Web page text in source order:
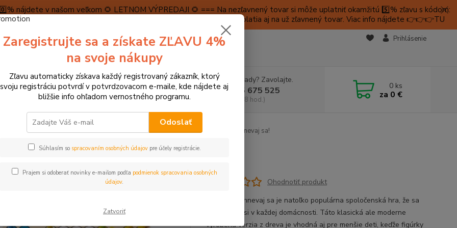
nájdete v našom veľkom 🌻 LETNOM VÝPREDAJI 🌻 === Na nezľavnený tovar si môže uplatniť okamžitú 5️⃣% zľavu s kódom:
máme teraz pripravené špeciálne zľavy až do výšky 1️⃣5️⃣% , ktoré platia aj na už zľavnený tovar. Viac info nájdete 👉👉👉TU
A PLATBA RECENZIE 👉VRÁTENIE TOVARU👈
KONTAKTY
Prihlásenie
Hľadať
Neviete si rady? Zavolajte.
+421 905 675 525
(Po-Pia, 9-18 hod.)
0 ks
za 0 €
Stolové hry, hlavolamy Stolové hry, pexesá, dominá Goki hra Človeče, nehnevaj sa!
Človeče, nehnevaj sa!
Ohodnotiť produkt
Človeče, nehnevaj sa je natoľko populárna spoločenská hra, že sa
nachádza asi v každej domácnosti. Táto klasická ale moderne
vyrobená verzia z dreva je vhodná aj pre menšie deti, keďže figúrky
Zaregistrujte sa a získate ZĽAVU 4%
na svoje nákupy
Zľavu automaticky získava každý registrovaný zákazník, ktorý
svoju registráciu potvrdí v potvrdzovacom e-maile, kde nájdete aj
bližšie info ohľadom vernostného programu.
Odoslať
Súhlasím so spracovaním osobných údajovpre účely registrácie.
Prajem si odoberať novinky e-mailom podľa podmienok spracovania osobných
údajov.
Zatvoriť